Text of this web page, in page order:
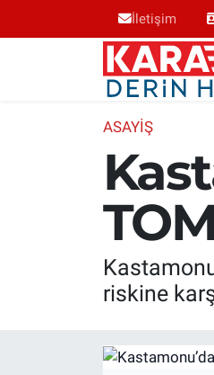
İletişim
ASAYIŞ
riskine
Karabük Nöbetçi
Karabük Hava Durumu
Karabük Trafik
Süper Lig Puan Durumu
Son Dakika Haberleri
Haber Arşivi